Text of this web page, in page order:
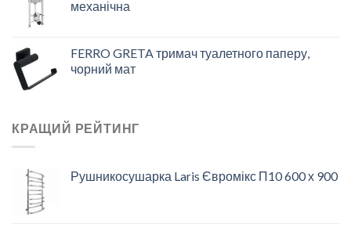
механічна
FERRO GRETA тримач туалетного паперу,
чорний мат
КРАЩИЙ РЕЙТИНГ
Рушникосушарка Laris Євромікс П10 600 х 900